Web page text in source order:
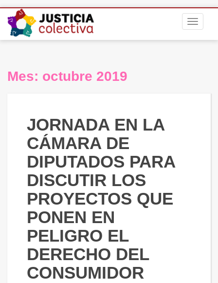
Mes: octubre 2019
JORNADA EN LA
CÁMARA DE
DIPUTADOS PARA
DISCUTIR LOS
PROYECTOS QUE
PONEN EN
PELIGRO EL
DERECHO DEL
CONSUMIDOR